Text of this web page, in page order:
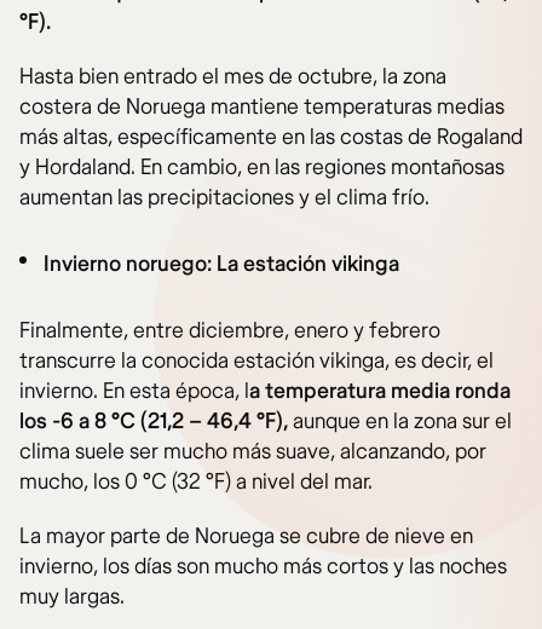
°F).
Hasta bien entrado el mes de octubre, la zona
costera de Noruega mantiene temperaturas medias
más altas, específicamente en las costas de Rogaland
y Hordaland. En cambio, en las regiones montañosas
aumentan las precipitaciones y el clima frío.
Invierno noruego: La estación vikinga
Finalmente, entre diciembre, enero y febrero
transcurre la conocida estación vikinga, es decir, el
invierno. En esta época, la temperatura media ronda
los -6 a 8 °C (21,2 – 46,4 °F),aunque en la zona sur el
clima suele ser mucho más suave, alcanzando, por
mucho, los 0 °C (32 °F) a nivel del mar.
La mayor parte de Noruega se cubre de nieve en
invierno, los días son mucho más cortos y las noches
muy largas.